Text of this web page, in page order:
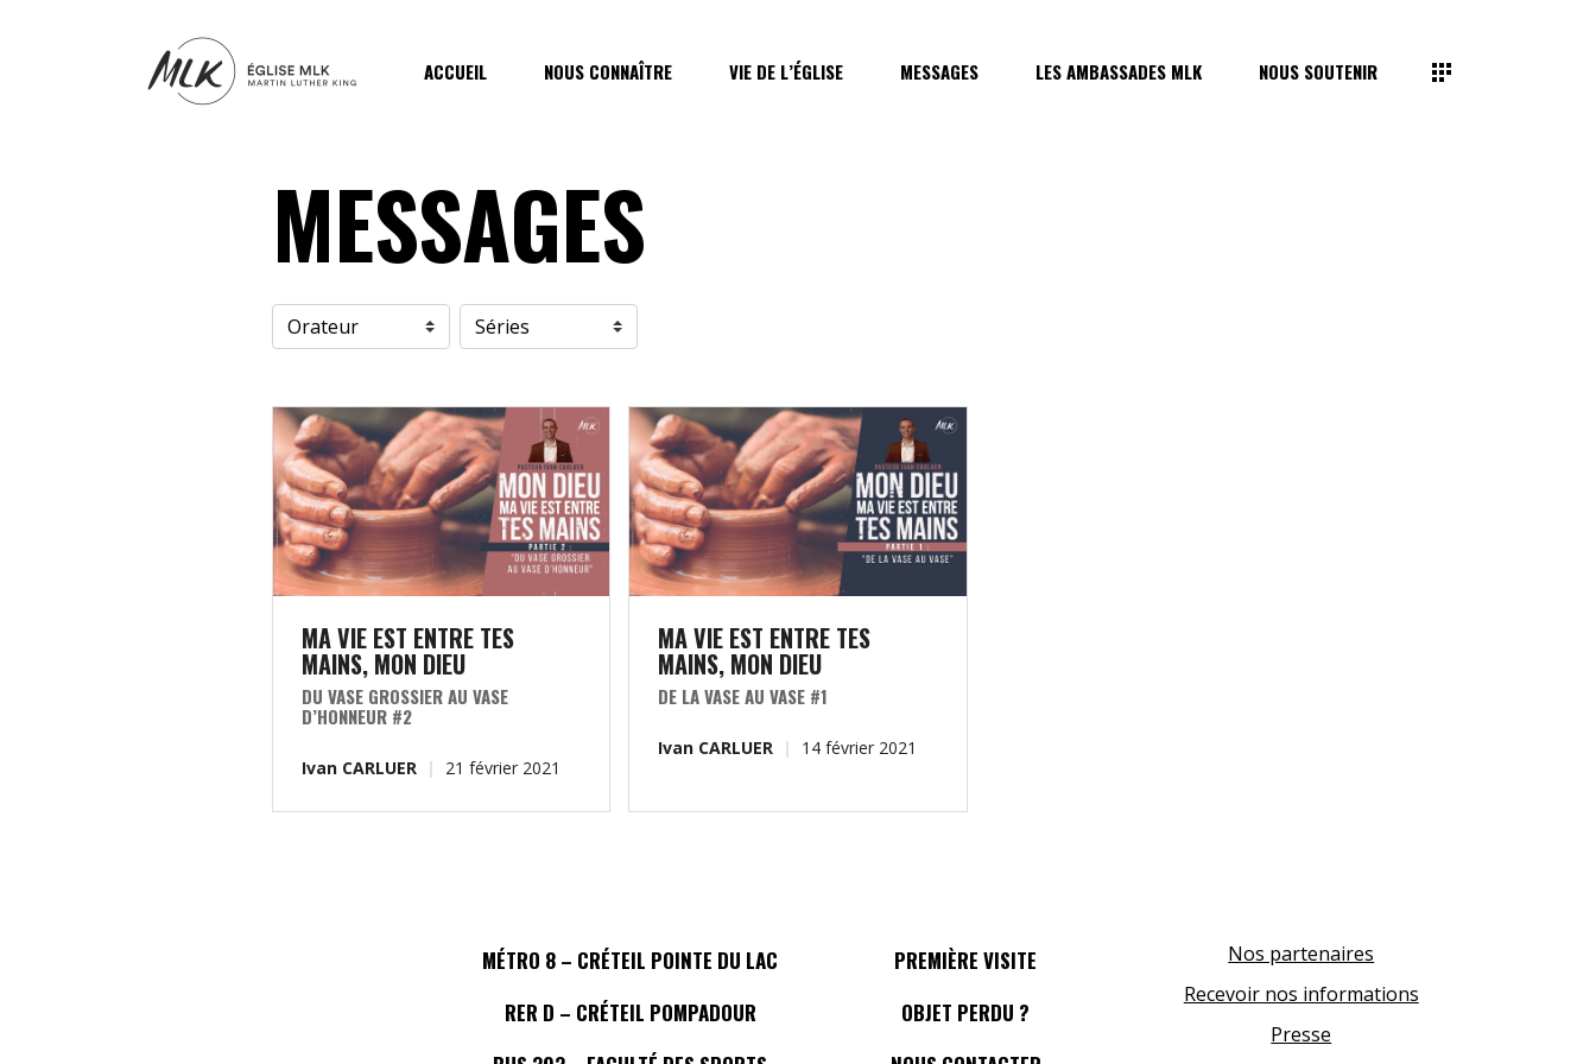
ACCUEIL NOUS CONNAÎTRE VIE DE L’ÉGLISE MESSAGES LES AMBASSADES MLK NOUS SOUTENIR
MESSAGES
MA VIE EST ENTRE TES
MAINS, MON DIEU
DU VASE GROSSIER AU VASE
D’HONNEUR #2
Ivan CARLUER 21 février 2021
MA VIE EST ENTRE TES
MAINS, MON DIEU
DE LA VASE AU VASE #1
Ivan CARLUER 14 février 2021
MÉTRO 8 – CRÉTEIL POINTE DU LAC
RER D – CRÉTEIL POMPADOUR
PREMIÈRE VISITE
OBJET PERDU ?
Nos partenaires
Recevoir nos informations
Presse